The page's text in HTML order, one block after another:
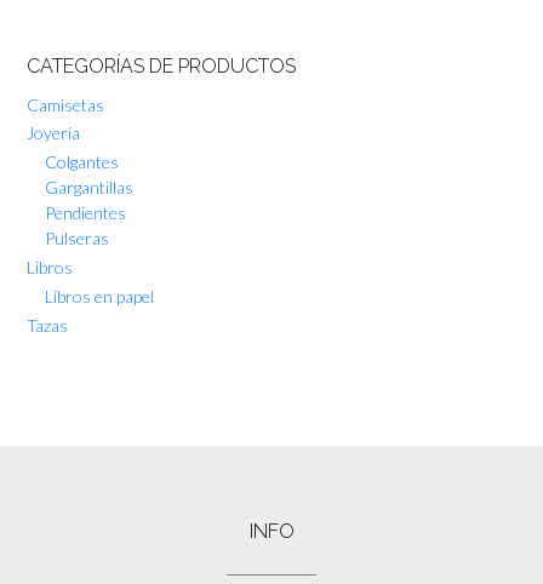
CATEGORÍAS DE PRODUCTOS
Camisetas
Joyería
Colgantes
Gargantillas
Pendientes
Pulseras
Libros
Libros en papel
Tazas
INFO